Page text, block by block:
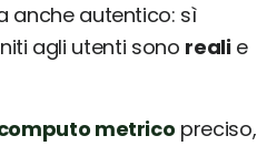
anche autentico: sì
agli utenti sono realie
metrico preciso,